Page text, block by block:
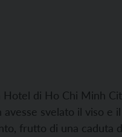
Hotel di Ho Chi Minh
svelato il viso e
frutto di una caduta